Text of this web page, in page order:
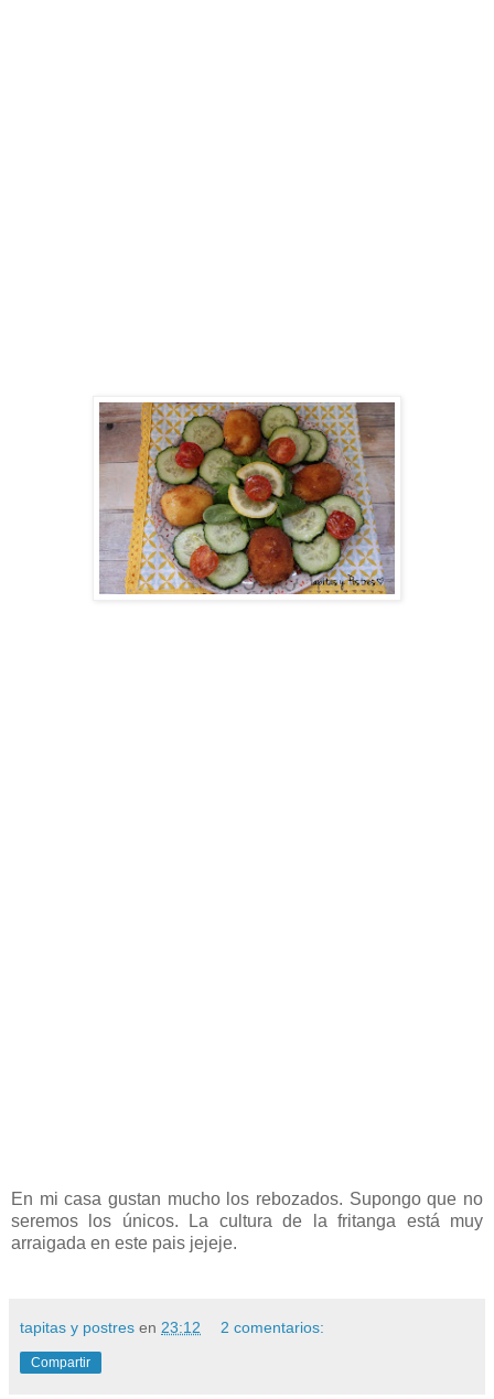
En mi casa gustan mucho los rebozados. Supongo que no
seremos los únicos. La cultura de la fritanga está muy
arraigada en este pais jejeje.
tapitas y postres en 23:12 2 comentarios:
Compartir